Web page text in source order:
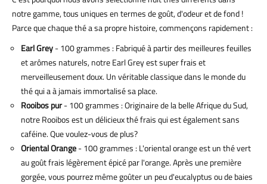
notre gamme, tous uniques en termes de goût, d'odeur et de fond !
Parce que chaque thé a sa propre histoire, commençons rapidement :
Earl Grey- 100 grammes : Fabriqué à partir des meilleures feuilles
et arômes naturels, notre Earl Grey est super frais et
merveilleusement doux. Un véritable classique dans le monde du
thé qui a à jamais immortalisé sa place.
Rooibos pur- 100 grammes : Originaire de la belle Afrique du Sud,
notre Rooibos est un délicieux thé frais qui est également sans
caféine. Que voulez-vous de plus?
Oriental Orange- 100 grammes : L'oriental orange est un thé vert
au goût frais légèrement épicé par l'orange. Après une première
gorgée, vous pourrez même goûter un peu d'eucalyptus ou de baies